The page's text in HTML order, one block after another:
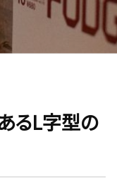
るL字型の